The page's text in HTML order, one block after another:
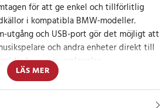
för att ge enkel och tillförlitlig
i kompatibla BMW-modeller.
utgång och USB-port gör det möjligt att
och andra enheter direkt till
lyssningsupplevelse.
plast ger god motståndskraft mot
vilket bidrar till lång livslängd
LÄS MER